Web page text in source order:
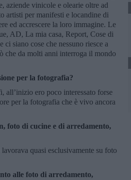
aziende vinicole e olearie oltre ad
artisti per manifesti e locandine di
ed accrescere la loro immagine. Le
AD, La mia casa, Report, Cose di
siano cose che nessuno riesce a
che da molti anni interroga il mondo
per la fotografia?
all’inizio ero poco interessato forse
per la fotografia che è vivo ancora
foto di cucine e di arredamento,
quasi esclusivamente su foto
alle foto di arredamento,